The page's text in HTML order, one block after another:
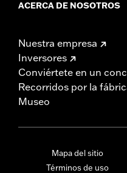
ACERCA DE NOSOTROS
Nuestra empresa
Inversores
Conviértete en un
Recorridos por la
Museo
Mapa del sitio
Términos de uso